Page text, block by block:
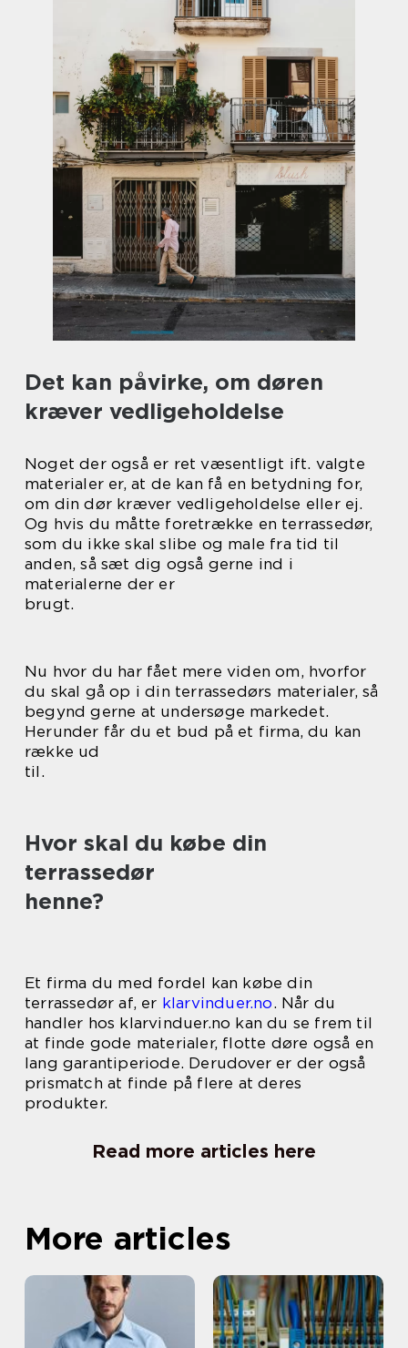
Det kan påvirke, om døren
kræver vedligeholdelse
Noget der også er ret væsentligt ift. valgte
materialer er, at de kan få en betydning for,
om din dør kræver vedligeholdelse eller ej.
Og hvis du måtte foretrække en terrassedør,
som du ikke skal slibe og male fra tid til
anden, så sæt dig også gerne ind i
materialerne der er
brugt.
Nu hvor du har fået mere viden om, hvorfor
du skal gå op i din terrassedørs materialer, så
begynd gerne at undersøge markedet.
Herunder får du et bud på et firma, du kan
række ud
til.
Hvor skal du købe din
terrassedør
henne?
Et firma du med fordel kan købe din
terrassedør af, er klarvinduer.no. Når du
handler hos klarvinduer.no kan du se frem til
at finde gode materialer, flotte døre også en
lang garantiperiode. Derudover er der også
prismatch at finde på flere at deres
produkter.
Read more articles here
More articles